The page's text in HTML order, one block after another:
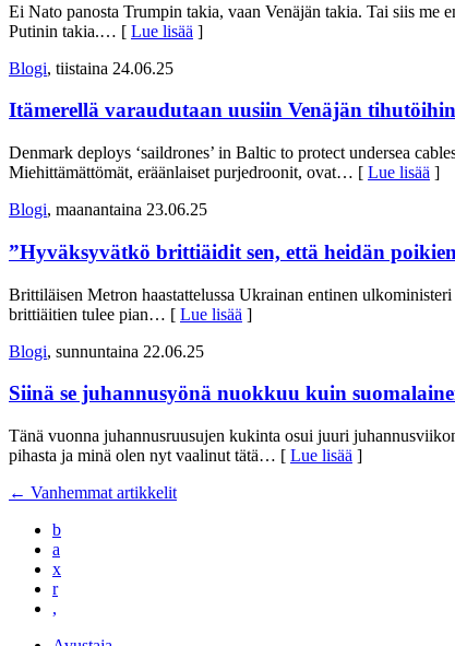
Ei Nato panosta Trumpin takia, vaan Venäjän takia. Tai siis me
Putinin takia.… [ Lue lisää ]
Blogi, tiistaina 24.06.25
Itämerellä varaudutaan uusiin Venäjän
Denmark deploys ‘saildrones’ in Baltic to protect undersea
Miehittämättömät, eräänlaiset purjedroonit, ovat… [ Lue lisää ]
Blogi, maanantaina 23.06.25
”Hyväksyvätkö brittiäidit sen, että heidän
Brittiläisen Metron haastattelussa Ukrainan entinen
brittiäitien tulee pian… [ Lue lisää ]
Blogi, sunnuntaina 22.06.25
Siinä se juhannusyönä nuokkuu kuin
Tänä vuonna juhannusruusujen kukinta osui juuri
pihasta ja minä olen nyt vaalinut tätä… [ Lue lisää ]
← Vanhemmat artikkelit
b
a
x
r
,